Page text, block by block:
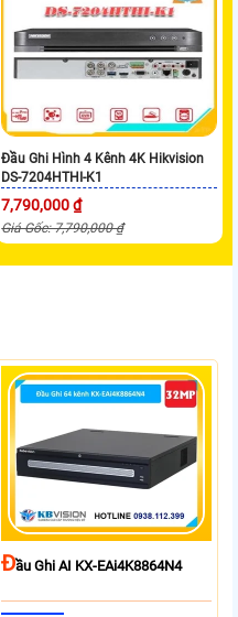
Đầu Ghi Hình 4 Kênh 4K Hikvision
DS-7204HTHI-K1
7,790,000 ₫
Giá Gốc: 7,790,000 ₫
ĐẦu Ghi AI KX-EAi4K8864N4